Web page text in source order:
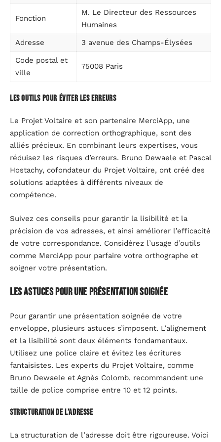
Fonction
M. Le Directeur des Ressources
Humaines
Adresse
3 avenue des Champs-Élysées
Code postal et
ville
75008 Paris
Les outils pour éviter les erreurs
Le Projet Voltaire et son partenaire MerciApp, une
application de correction orthographique, sont des
alliés précieux. En combinant leurs expertises, vous
réduisez les risques d’erreurs. Bruno Dewaele et Pascal
Hostachy, cofondateur du Projet Voltaire, ont créé des
solutions adaptées à différents niveaux de
compétence.
Suivez ces conseils pour garantir la lisibilité et la
précision de vos adresses, et ainsi améliorer l’efficacité
de votre correspondance. Considérez l’usage d’outils
comme MerciApp pour parfaire votre orthographe et
soigner votre présentation.
Les astuces pour une présentation soignée
Pour garantir une présentation soignée de votre
enveloppe, plusieurs astuces s’imposent. L’alignement
et la lisibilité sont deux éléments fondamentaux.
Utilisez une police claire et évitez les écritures
fantaisistes. Les experts du Projet Voltaire, comme
Bruno Dewaele et Agnès Colomb, recommandent une
taille de police comprise entre 10 et 12 points.
Structuration de l’adresse
La structuration de l’adresse doit être rigoureuse. Voici